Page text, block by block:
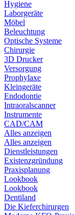
Hygiene
Laborgeräte
Möbel
Beleuchtung
Optische Systeme
Chirurgie
3D Drucker
Versorgung
Prophylaxe
Kleingeräte
Endodontie
Intraoralscanner
Instrumente
CAD/CAM
Alles anzeigen
Alles anzeigen
Dienstleistungen
Existenzgründung
Praxisplanung
Lookbook
Lookbook
Dentiland
Die Kieferchirurgen